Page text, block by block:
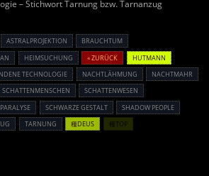
– Stichwort Tarnung bzw. Tarnanzug
ASTRALPROJEKTION
BRAUCHTUM
HEIMSUCHUNG « ZURÜCK
HUTMANN
TECHNOLOGIE NACHTLÄHMUNG
NACHTMAHR
SCHATTENMENSCHEN
SCHATTENWESEN
SCHWARZE GESTALT
SHADOW PEOPLE
TARNUNG 種DEUS 種TOP